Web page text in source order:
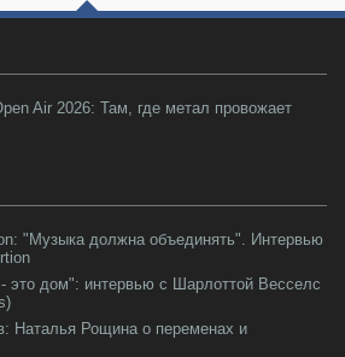
Air 2026: Там, где метал провожает
"Музыка должна объединять". Интервью
это дом": интервью с Шарлоттой Весселс
Наталья Рощина о переменах и